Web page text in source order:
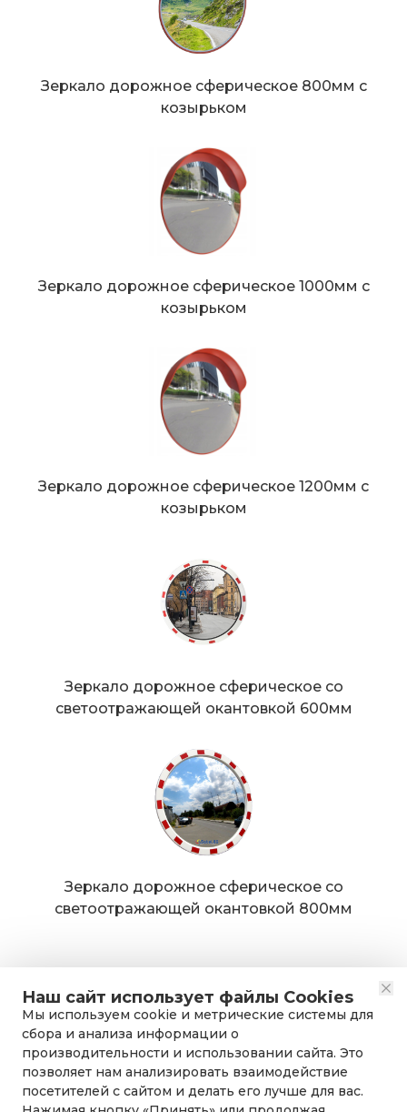
Наш сайт использует файлы Cookies
Мы используем cookie и метрические системы для
сбора и анализа информации о
производительности и использовании сайта. Это
позволяет нам анализировать взаимодействие
посетителей с сайтом и делать его лучше для вас.
Зеркало дорожное сферическое 800мм с
козырьком
Зеркало дорожное сферическое 1000мм с
козырьком
Зеркало дорожное сферическое 1200мм с
козырьком
Зеркало дорожное сферическое со
светоотражающей окантовкой 600мм
Зеркало дорожное сферическое со
светоотражающей окантовкой 800мм